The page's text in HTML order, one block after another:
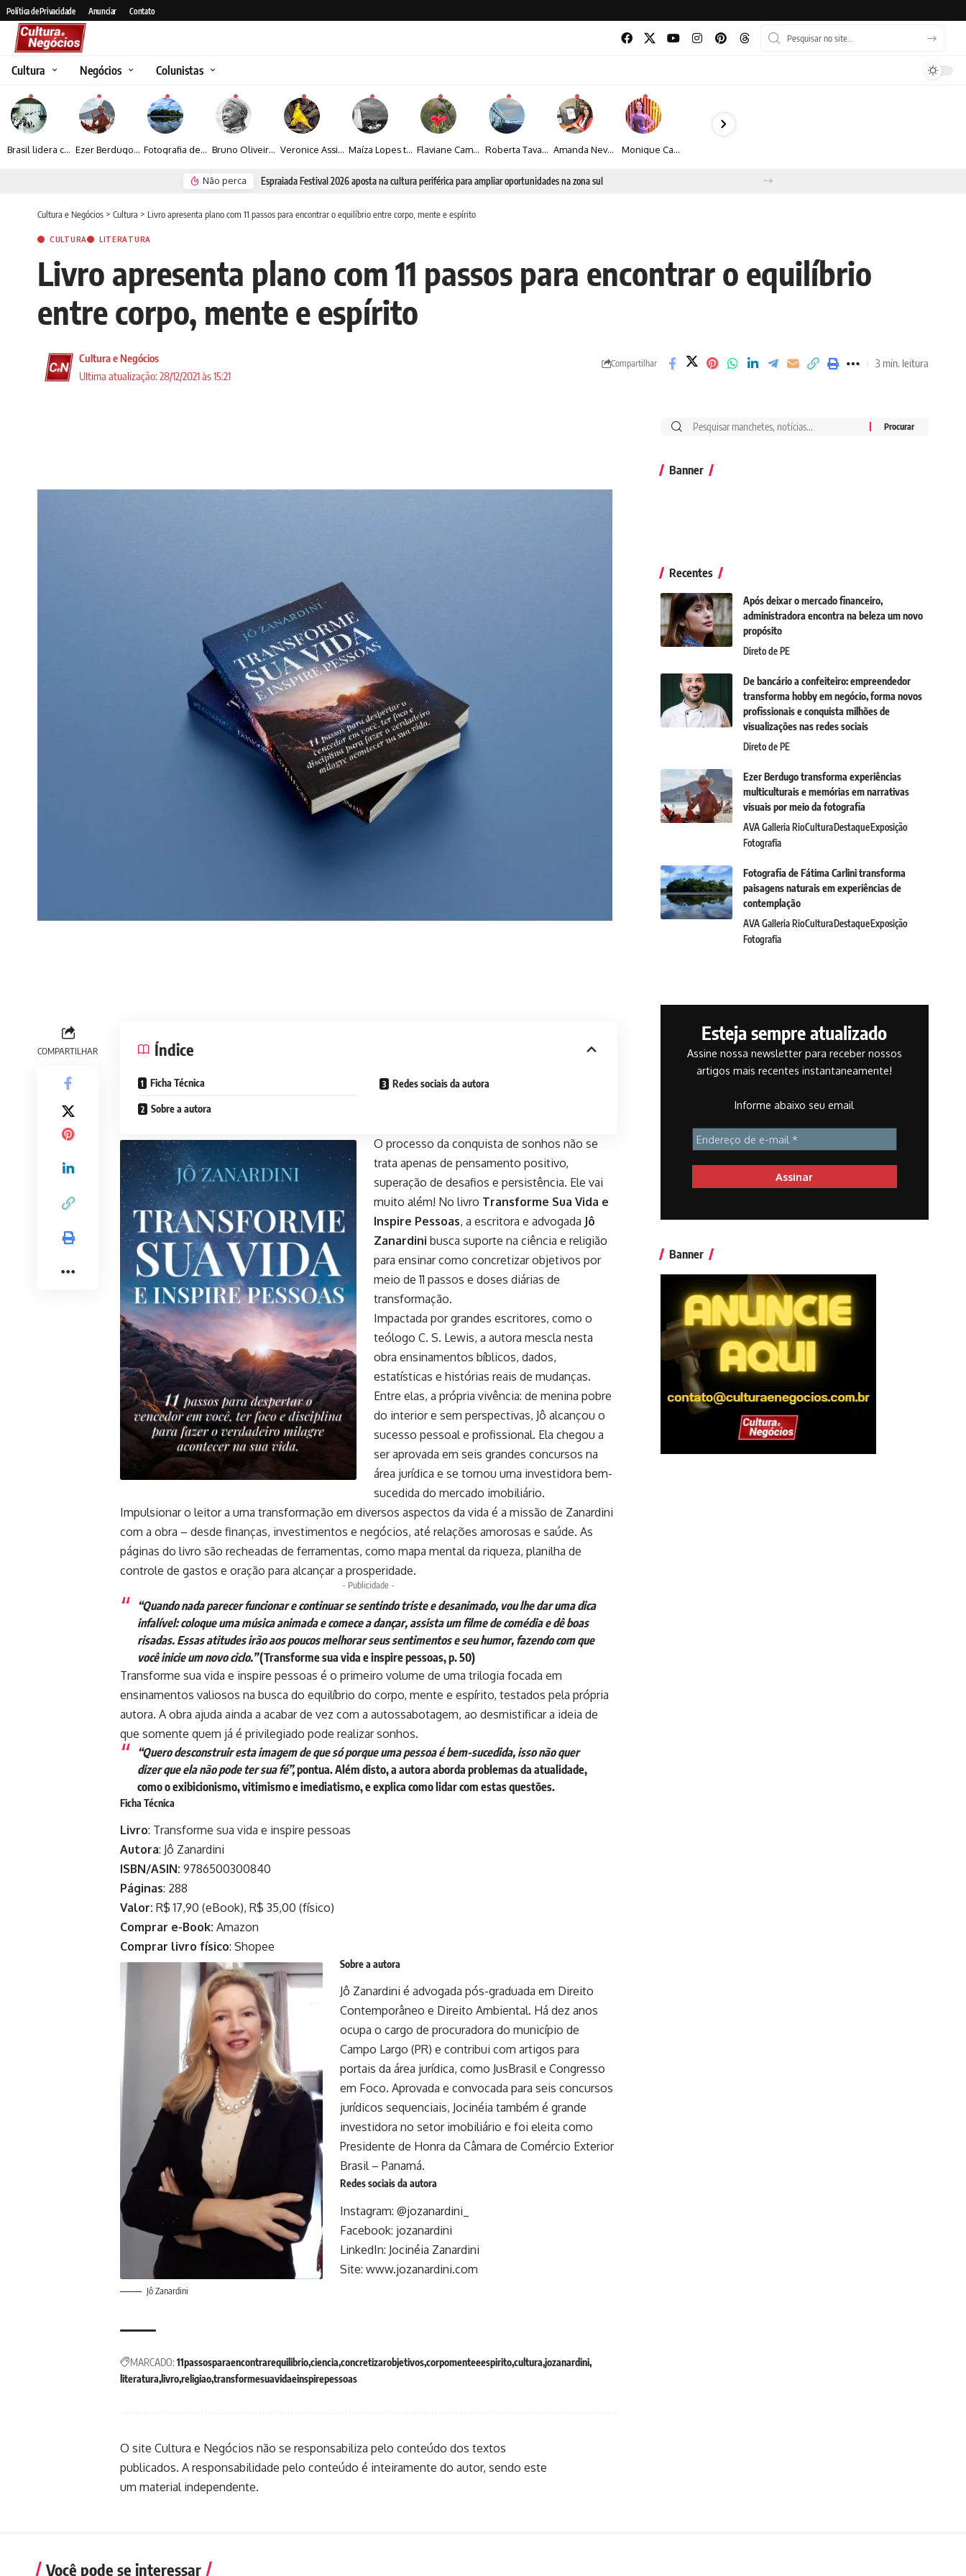
Política de Privacidade Anunciar Contato
Cultura Negócios Colunistas
Brasil lidera crescimento entre os 15 maiores mercados globais de viagens corporativas Ezer Berdugo transforma experiências multiculturais e memórias em narrativas visuais por meio da fotografia Fotografia de Fátima Carlini transforma paisagens naturais em experiências de contemplação Bruno Oliveira retrata o cotidiano urbano por meio da fotografia em preto e branco Veronice Assini Saes transforma a natureza em fotografias marcadas pela sensibilidade Maíza Lopes transforma cultura popular baiana em narrativas fotográficas Flaviane Campos transforma natureza, espiritualidade e sensibilidade em narrativas fotográficas Roberta Tavares transforma a fotografia em obras de arte marcadas pela sensibilidade e sofisticação Amanda Neves transforma a beleza da natureza em obras realistas repletas de sensibilidade Monique Camacho é homenageada no Prêmio Gênios da Atualidade 2026
Não perca Espraiada Festival 2026 aposta na cultura periférica para ampliar oportunidades na zona sul
Cultura e Negócios > Cultura > Livro apresenta plano com 11 passos para encontrar o equilíbrio entre corpo, mente e espírito
CULTURA LITERATURA
Livro apresenta plano com 11 passos para encontrar o equilíbrio
entre corpo, mente e espírito
Ultima atualização: 28/12/2021 às 15:21
Cultura e Negócios Compartilhar 3 min. leitura
COMPARTILHAR Índice
Ficha Técnica
Sobre a autora
Redes sociais da autora
O processo da conquista de sonhos não se
trata apenas de pensamento positivo,
superação de desafios e persistência. Ele vai
muito além! No livro Transforme Sua Vida e
Inspire Pessoas, a escritora e advogada Jô
Zanardini busca suporte na ciência e religião
para ensinar como concretizar objetivos por
meio de 11 passos e doses diárias de
transformação.
Impactada por grandes escritores, como o
teólogo C. S. Lewis, a autora mescla nesta
obra ensinamentos bíblicos, dados,
estatísticas e histórias reais de mudanças.
Entre elas, a própria vivência: de menina pobre
do interior e sem perspectivas, Jô alcançou o
sucesso pessoal e profissional. Ela chegou a
ser aprovada em seis grandes concursos na
área jurídica e se tornou uma investidora bem-
sucedida do mercado imobiliário.
Impulsionar o leitor a uma transformação em diversos aspectos da vida é a missão de Zanardini
com a obra – desde finanças, investimentos e negócios, até relações amorosas e saúde. As
páginas do livro são recheadas de ferramentas, como mapa mental da riqueza, planilha de
controle de gastos e oração para alcançar a prosperidade.
- Publicidade -
“Quando nada parecer funcionar e continuar se sentindo triste e desanimado, vou lhe dar uma dica
infalível: coloque uma música animada e comece a dançar, assista um filme de comédia e dê boas
risadas. Essas atitudes irão aos poucos melhorar seus sentimentos e seu humor, fazendo com que
você inicie um novo ciclo.”(Transforme sua vida e inspire pessoas, p. 50)
Transforme sua vida e inspire pessoas é o primeiro volume de uma trilogia focada em
ensinamentos valiosos na busca do equilíbrio do corpo, mente e espírito, testados pela própria
autora. A obra ajuda ainda a acabar de vez com a autossabotagem, ao desmistificar a ideia de
que somente quem já é privilegiado pode realizar sonhos.
“Quero desconstruir esta imagem de que só porque uma pessoa é bem-sucedida, isso não quer
dizer que ela não pode ter sua fé”,pontua. Além disto, a autora aborda problemas da atualidade,
como o exibicionismo, vitimismo e imediatismo, e explica como lidar com estas questões.
Ficha Técnica
Livro: Transforme sua vida e inspire pessoas
Autora: Jô Zanardini
ISBN/ASIN: 9786500300840
Páginas: 288
Valor: R$ 17,90 (eBook), R$ 35,00 (físico)
Comprar e-Book: Amazon
Comprar livro físico: Shopee
Jô Zanardini
Sobre a autora
Jô Zanardini é advogada pós-graduada em Direito
Contemporâneo e Direito Ambiental. Há dez anos
ocupa o cargo de procuradora do município de
Campo Largo (PR) e contribui com artigos para
portais da área jurídica, como JusBrasil e Congresso
em Foco. Aprovada e convocada para seis concursos
jurídicos sequenciais, Jocinéia também é grande
investidora no setor imobiliário e foi eleita como
Presidente de Honra da Câmara de Comércio Exterior
Brasil – Panamá.
Redes sociais da autora
Instagram: @jozanardini_
Facebook: jozanardini
LinkedIn: Jocinéia Zanardini
Site: www.jozanardini.com
MARCADO: 11passosparaencontrarequilibriociencia concretizarobjetivoscorpomenteeespiritocultura jozanardini
literatura livroreligiaotransformesuavidaeinspirepessoas
O site Cultura e Negócios não se responsabiliza pelo conteúdo dos textos
publicados. A responsabilidade pelo conteúdo é inteiramente do autor, sendo este
um material independente.
Banner
Recentes
Após deixar o mercado financeiro,
administradora encontra na beleza um novo
propósito
Direto de PE
De bancário a confeiteiro: empreendedor
transforma hobby em negócio, forma novos
profissionais e conquista milhões de
visualizações nas redes sociais
Direto de PE
Ezer Berdugo transforma experiências
multiculturais e memórias em narrativas
visuais por meio da fotografia
AVA Galleria RioCulturaDestaqueExposição
Fotografia
Fotografia de Fátima Carlini transforma
paisagens naturais em experiências de
contemplação
AVA Galleria RioCulturaDestaqueExposição
Fotografia
Esteja sempre atualizado
Assine nossa newsletter para receber nossos
artigos mais recentes instantaneamente!
Informe abaixo seu email
Banner
Você pode se interessar